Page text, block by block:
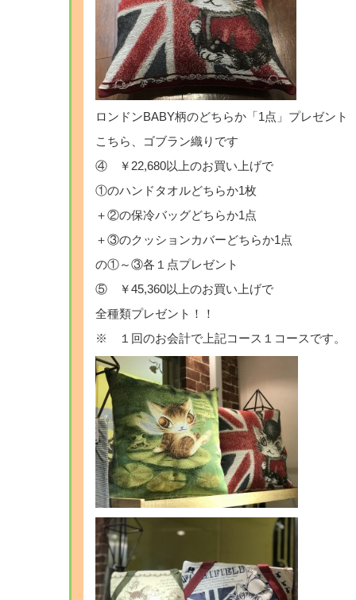
ロンドンBABY柄のどちらか「1点」プレゼント
こちら、ゴブラン織りです
④ ￥22,680以上のお買い上げで
①のハンドタオルどちらか1枚
＋②の保冷バッグどちらか1点
＋③のクッションカバーどちらか1点
の①～③各１点プレゼント
⑤ ￥45,360以上のお買い上げで
全種類プレゼント！！
※ １回のお会計で上記コース１コースです。